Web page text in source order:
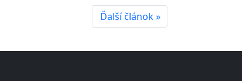
Ďalší článok »